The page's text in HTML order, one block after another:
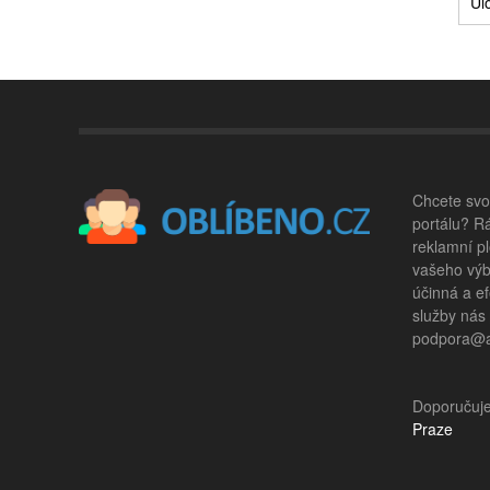
Chcete
portálu?
reklamní
vašeho
účinná a
služby
Praze